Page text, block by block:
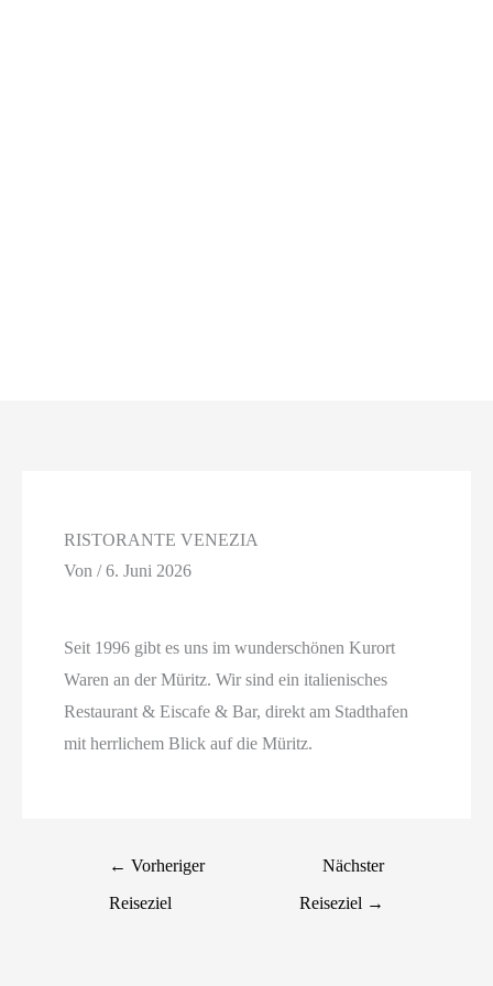
RISTORANTE VENEZIA
Von/6. Juni 2026
Seit 1996 gibt es uns im wunderschönen Kurort
Waren an der Müritz. Wir sind ein italienisches
Restaurant & Eiscafe & Bar, direkt am Stadthafen
mit herrlichem Blick auf die Müritz.
← Vorheriger
Reiseziel
Nächster
Reiseziel →